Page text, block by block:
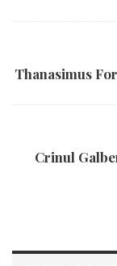
Thanasimus
Crinul